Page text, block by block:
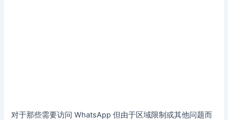
对于那些需要访问 WhatsApp 但由于区域限制或其他问题而